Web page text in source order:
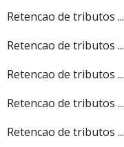
Retencao de tributos ...
Retencao de tributos ...
Retencao de tributos ...
Retencao de tributos ...
Retencao de tributos ...